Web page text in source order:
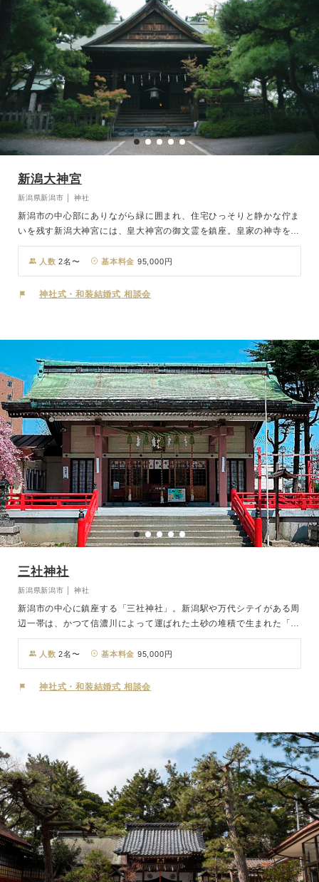
新潟大神宮
新潟県新潟市 │ 神社
新潟市の中心部にありながら緑に囲まれ、住宅ひっそりと静かな佇ま
いを残す新潟大神宮には、皇大神宮の御文霊を鎮座。皇家の神寺を行
う事を許された神社である伊勢神宮の御分社です。明治13年の新潟
大火で建物は焼失したが御神体は安泰。明治17年に現在の社殿が再
建されました。御祭神は天照皇大神、豊受大神。参道途中には、小説
家坂口安吾生誕の碑があり、神社付近には安吾が晩年過ごしたお屋敷
人数 2名〜 基本料金 95,000円
神社式・和装結婚式 相談会
三社神社
新潟県新潟市 │ 神社
新潟市の中心に鎮座する「三社神社」。新潟駅や万代シテイがある周
辺一帯は、かつて信濃川によって運ばれた土砂の堆積で生まれた「流
作場」という河口の島でした。江戸時代に開拓が始まり、延享三
(1756)年八月、開拓者たちの安全と守護を祈願して創建されたのが
神社の始まりです。 その由緒から「無から有を生み出す」、新しい
ことを始める際に祈願すると成功に導いてくださるとして崇められて
人数 2名〜 基本料金 95,000円
神社式・和装結婚式 相談会